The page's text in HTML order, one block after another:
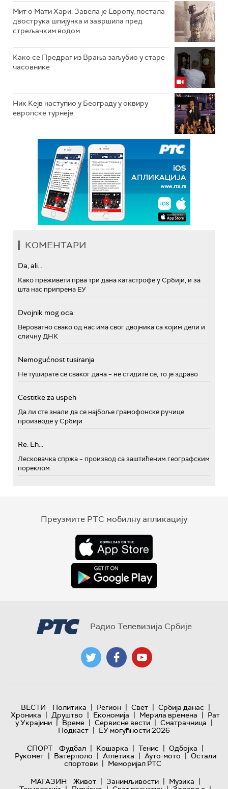
Мит о Мати Хари: Завела је Европу, постала
двострука шпијунка и завршила пред
стрељачким водом
Како се Предраг из Врања заљубио у старе
часовнике
Ник Кејв наступио у Београду у оквиру
европске турнеје
КОМЕНТАРИ
Da, ali...
Како преживети прва три дана катастрофе у Србији, и за
шта нас припрема ЕУ
Dvojnik mog oca
Вероватно свако од нас има свог двојника са којим дели и
сличну ДНК
Nemogućnost tusiranja
Не туширате се сваког дана – не стидите се, то је здраво
Cestitke za uspeh
Да ли сте знали да се најбоље грамофонске ручице
производе у Србији
Re: Eh...
Лесковачка спржа – производ са заштићеним географским
пореклом
Преузмите РТС мобилну апликацију
Радио Телевизија Србије
ВЕСТИ Политика | Регион | Свет | Србија данас |
Хроника | Друштво | Економија | Мерила времена | Рат
у Украјини | Време | Сервисне вести | Сматрачница |
Подкаст | ЕУ могућности 2026
СПОРТ
Фудбал | Кошарка | Тенис | Одбојка |
Рукомет | Ватерполо | Атлетика | Ауто-мото | Остали
спортови | Меморијал РТС
МАГАЗИН
Живот | Занимљивости | Музика |